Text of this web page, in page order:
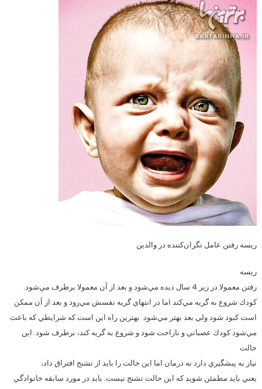
ريسه رفتن عامل نگران‌كننده در والدين
ريسه
رفتن معمولا در زير 4 سال ديده مي‌شود و بعد از آن معمولا برطرف مي‌شود.
كودك شروع به گريه مي‌كند اما در انتهاي گريه نفسش مي‌رود و بعد از آن ممكن
است كبود شود ولي بعد بهتر مي‌شود. بهترين راه اين است كه شرايطي كه باعث
مي‌شود كودك عصباني و ناراحت شود و شروع به گريه كند، برطرف شود. اين
حالت
نياز به پيشگيري دارد نه درمان اما اين حالت را بايد از تشنج افتراق داد،
يعني بايد مطمئن شويد كه اين حالت تشنج نيست. بايد در مورد سابقه خانوادگي